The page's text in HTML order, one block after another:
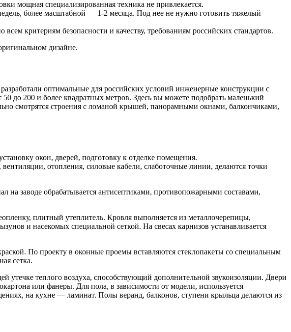
мощная специализированная техника не привлекается.
более масштабной — 1-2 месяца. Под нее не нужно готовить тяжелый
критериям безопасности и качеству, требованиям российских стандартов.
дизайне.
оптимальные для российских условий инженерные конструкции с
до 200 и более квадратных метров. Здесь вы можете подобрать маленький
смотрятся строения с ломаной крышей, панорамными окнами, балкончиками,
окон, дверей, подготовку к отделке помещения.
отопления, силовые кабели, слаботочные линии, делаются точки
на заводе обрабатывается антисептиками, противопожарными составами,
плитный утеплитель. Кровля выполняется из металлочерепицы,
и насекомых специальной сеткой. На свесах карнизов устанавливается
По проекту в оконные проемы вставляются стеклопакеты со специальным
сетка.
утечке теплого воздуха, способствующий дополнительной звукоизоляции. Двери
или фанеры. Для пола, в зависимости от модели, используется
на кухне — ламинат. Полы веранд, балконов, ступени крыльца делаются из